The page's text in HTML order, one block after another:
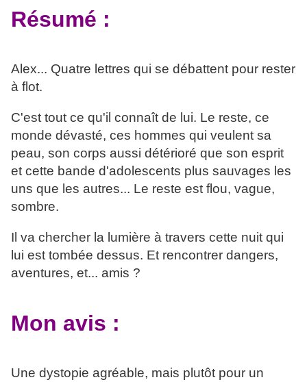
Résumé :
Alex... Quatre lettres qui se débattent pour rester
à flot.
C'est tout ce qu'il connaît de lui. Le reste, ce
monde dévasté, ces hommes qui veulent sa
peau, son corps aussi détérioré que son esprit
et cette bande d'adolescents plus sauvages les
uns que les autres... Le reste est flou, vague,
sombre.
Il va chercher la lumière à travers cette nuit qui
lui est tombée dessus. Et rencontrer dangers,
aventures, et... amis ?
Mon avis :
Une dystopie agréable, mais plutôt pour un